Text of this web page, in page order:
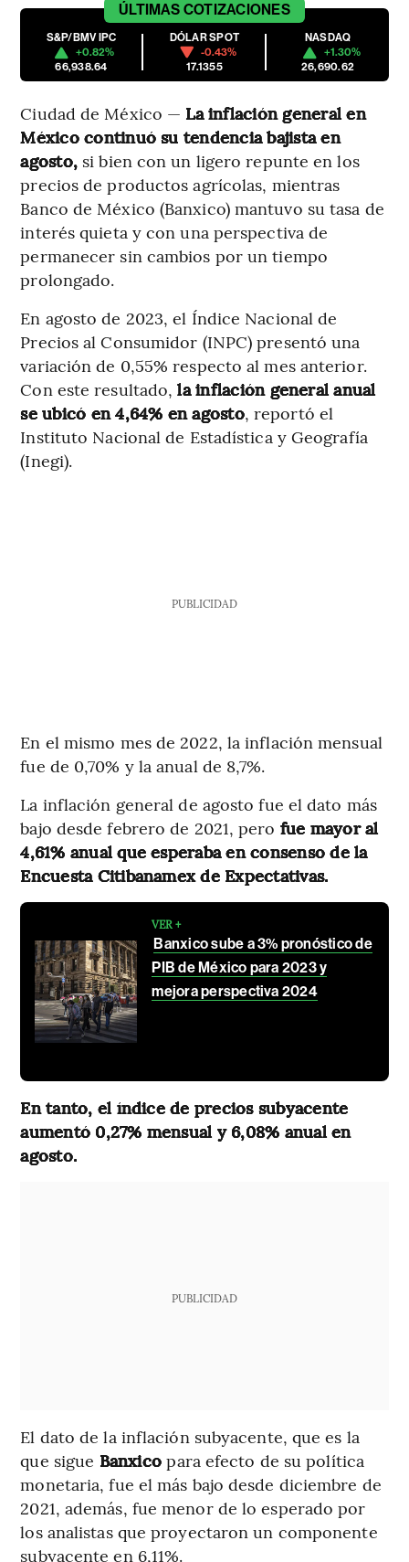
ÚLTIMAS COTIZACIONES
S&P/BMV IPC
+0.82%
66,938.64
DÓLAR SPOT
-0.43%
17.1355
NASDAQ
+1.30%
26,690.62
Ciudad de México — La inflación general en
México continuó su tendencia bajista en
agosto, si bien con un ligero repunte en los
precios de productos agrícolas, mientras
Banco de México (Banxico) mantuvo su tasa de
interés quieta y con una perspectiva de
permanecer sin cambios por un tiempo
prolongado.
En agosto de 2023, el Índice Nacional de
Precios al Consumidor (INPC) presentó una
variación de 0,55% respecto al mes anterior.
Con este resultado,la inflación general anual
se ubicó en 4,64% en agosto, reportó el
Instituto Nacional de Estadística y Geografía
(Inegi).
PUBLICIDAD
En el mismo mes de 2022, la inflación mensual
fue de 0,70% y la anual de 8,7%.
La inflación general de agosto fue el dato más
bajo desde febrero de 2021, pero fue mayor al
4,61% anual que esperaba en consenso de la
Encuesta Citibanamex de Expectativas.
VER +
Banxico sube a 3% pronóstico de
PIB de México para 2023 y
mejora perspectiva 2024
En tanto, el índice de precios subyacente
aumentó 0,27% mensual y 6,08% anual en
agosto.
PUBLICIDAD
El dato de la inflación subyacente, que es la
que sigue Banxicopara efecto de su política
monetaria, fue el más bajo desde diciembre de
2021, además, fue menor de lo esperado por
los analistas que proyectaron un componente
subyacente en 6,11%.